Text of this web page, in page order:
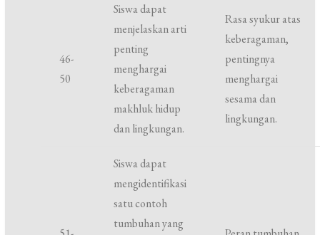
46-
50
Siswa dapat
menjelaskan arti
penting
menghargai
keberagaman
makhluk hidup
dan lingkungan.
Rasa syukur atas
keberagaman,
pentingnya
menghargai
sesama dan
lingkungan.
Siswa dapat
mengidentifikasi
satu contoh
tumbuhan yang